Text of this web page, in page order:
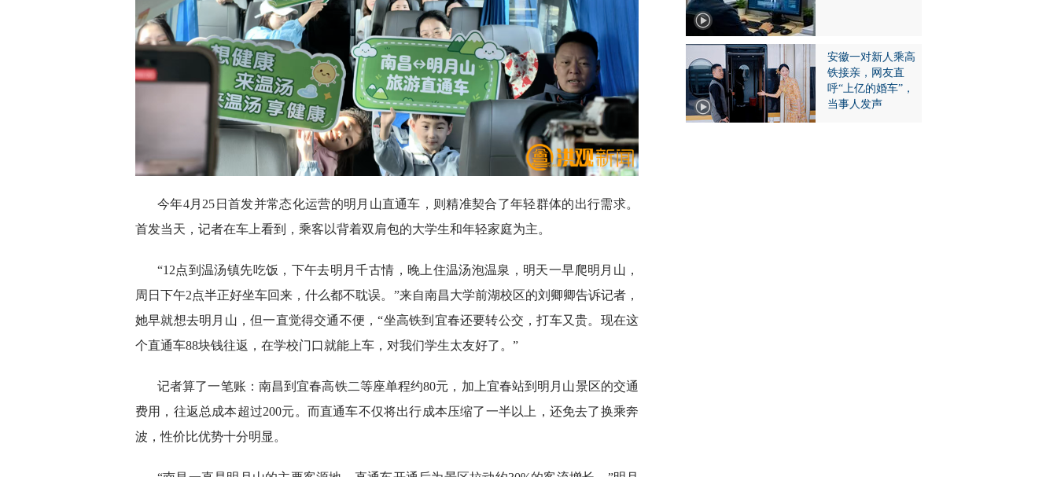
今年4月25日首发并常态化运营的明月山直通车，则精准契合了年轻群体的出行需求。
首发当天，记者在车上看到，乘客以背着双肩包的大学生和年轻家庭为主。
“12点到温汤镇先吃饭，下午去明月千古情，晚上住温汤泡温泉，明天一早爬明月山，
周日下午2点半正好坐车回来，什么都不耽误。”来自南昌大学前湖校区的刘卿卿告诉记者，
她早就想去明月山，但一直觉得交通不便，“坐高铁到宜春还要转公交，打车又贵。现在这
个直通车88块钱往返，在学校门口就能上车，对我们学生太友好了。”
记者算了一笔账：南昌到宜春高铁二等座单程约80元，加上宜春站到明月山景区的交通
费用，往返总成本超过200元。而直通车不仅将出行成本压缩了一半以上，还免去了换乘奔
波，性价比优势十分明显。
安徽一对新人乘高
铁接亲，网友直
呼“上亿的婚车”，
当事人发声